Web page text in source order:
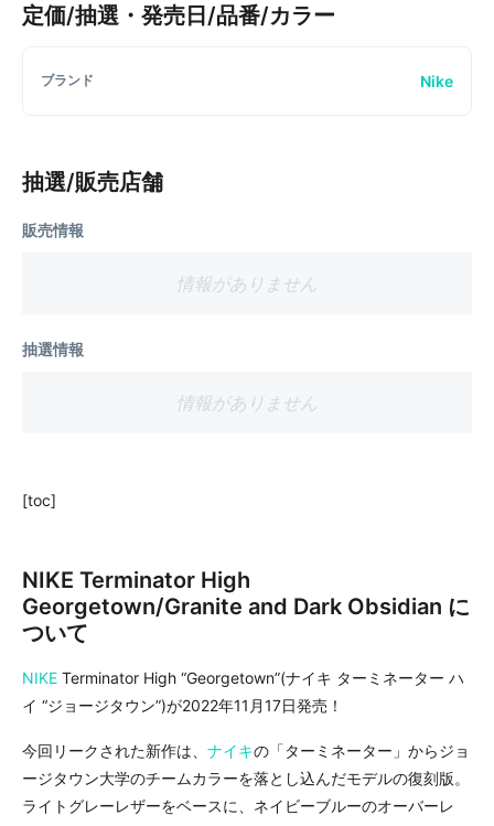
定価/抽選・発売日/品番/カラー
ブランド Nike
抽選/販売店舗
販売情報
情報がありません
抽選情報
情報がありません
[toc]
NIKE Terminator High
Georgetown/Granite and Dark Obsidian に
ついて
NIKE Terminator High “Georgetown”(ナイキ ターミネーター ハ
イ “ジョージタウン”)が2022年11月17日発売！
今回リークされた新作は、 ナイキの「ターミネーター」からジョ
ージタウン大学のチームカラーを落とし込んだモデルの復刻版。
ライトグレーレザーをベースに、ネイビーブルーのオーバーレ